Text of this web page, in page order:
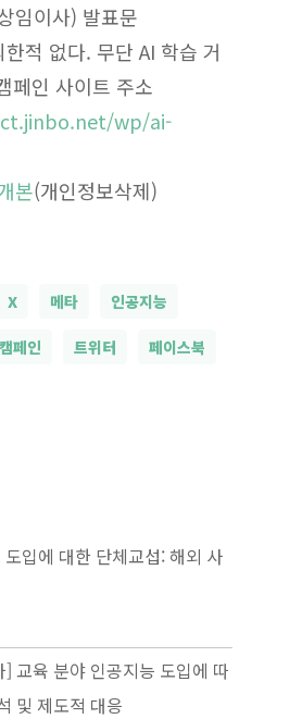
임이사) 발표문
적 없다. 무단 AI 학습 거
페인 사이트 주소
wp/ai-
본(개인정보삭제)
X 메타 인공지능
캠페인 트위터 페이스북
입에 대한 단체교섭: 해외 사
교육 분야 인공지능 도입에 따
및 제도적 대응